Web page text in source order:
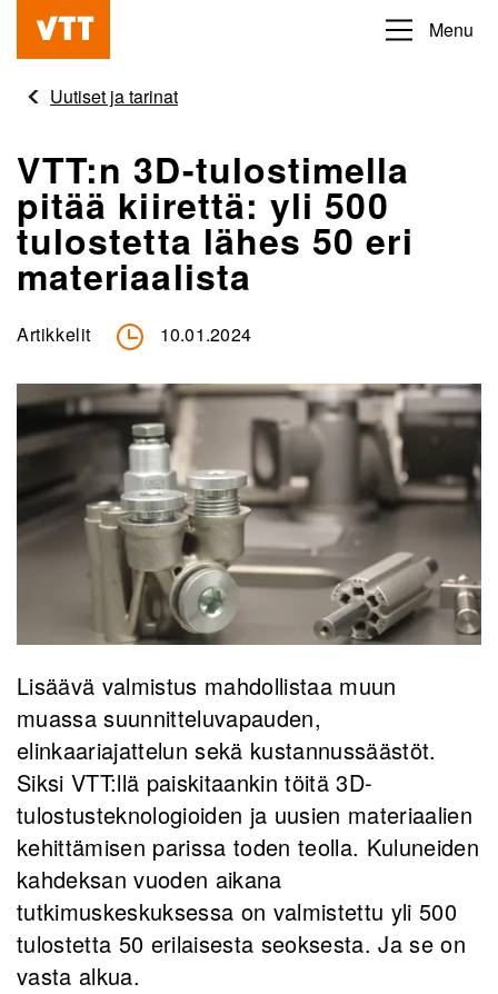
Hyppää
pääsisältöön
Beyond
obvious
Menu
Uutiset ja tarinat
VTT:n 3D-tulostimella
pitää kiirettä: yli 500
tulostetta lähes 50 eri
materiaalista
Artikkelit 10.01.2024
Lisäävä valmistus mahdollistaa muun
muassa suunnitteluvapauden,
elinkaariajattelun sekä kustannussäästöt.
Siksi VTT:llä paiskitaankin töitä 3D-
tulostusteknologioiden ja uusien materiaalien
kehittämisen parissa toden teolla. Kuluneiden
kahdeksan vuoden aikana
tutkimuskeskuksessa on valmistettu yli 500
tulostetta 50 erilaisesta seoksesta. Ja se on
vasta alkua.